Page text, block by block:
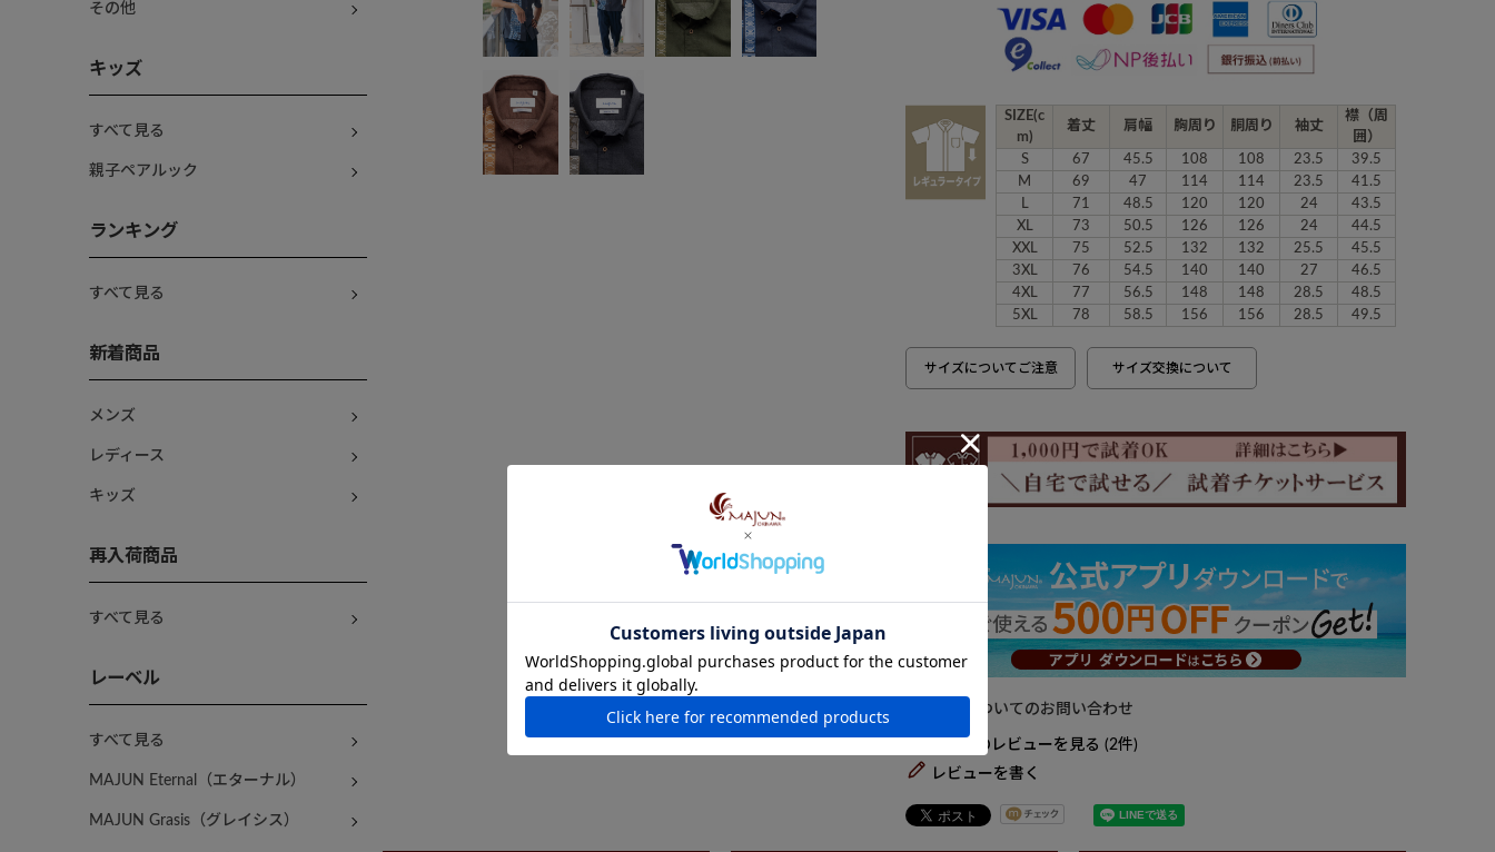
その他
キッズ
すべて見る
親子ペアルック
ランキング
すべて見る
新着商品
メンズ
レディース
キッズ
再入荷商品
すべて見る
レーベル
すべて見る
MAJUN Eternal（エターナル）
MAJUN Grasis（グレイシス）
SIZE(c
m)
着丈 肩幅 胸周り 胴周り 袖丈
襟（周
囲）
S
67 45.5 108 108 23.5
39.5
M
69 47 114 114 23.5
41.5
L
71 48.5 120 120 24
43.5
XL
73 50.5 126 126 24
44.5
XXL
75 52.5 132 132 25.5
45.5
3XL
76 54.5 140 140 27
46.5
4XL
77 56.5 148 148 28.5
48.5
5XL
78 58.5 156 156 28.5 49.5
サイズについてご注意 サイズ交換について
商品についてのお問い合わせ
すべてのレビューを見る
2
レビューを書く